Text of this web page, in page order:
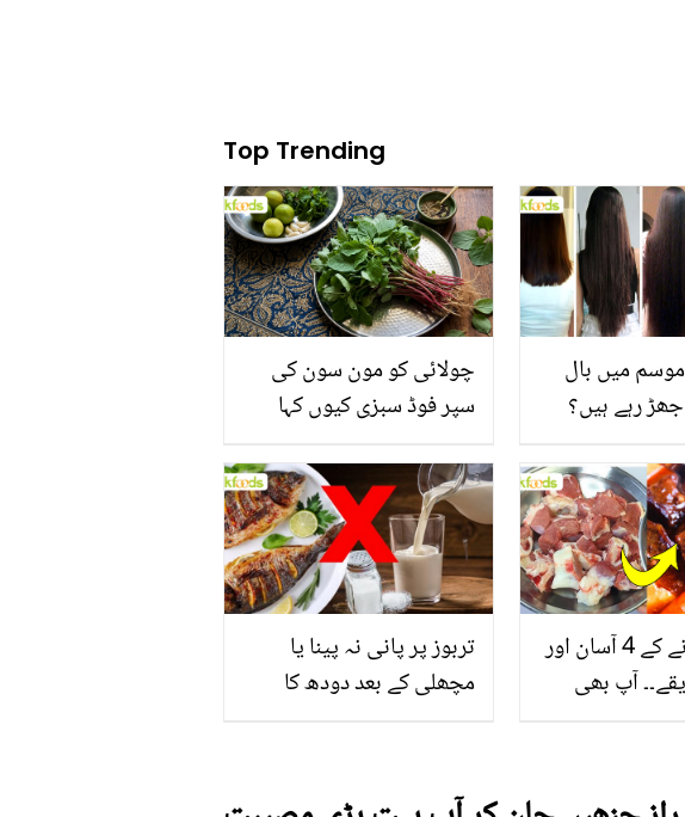
Top Trending
چولائی کو مون سون کی
سپر فوڈ سبزی کیوں کہا
منرلز اور اینٹی آکسیڈنٹس
سے بھرپور اس سبزی کے
فائدے
میں بال
رہے ہیں؟
قدرتی طریقے
تربوز پر پانی نہ پینا یا
مچھلی کے بعد دودھ کا
حقیقت کیا ہے اور افواہ کیا؟
گوشت گلانے کے 4 آسان اور
آپ بھی